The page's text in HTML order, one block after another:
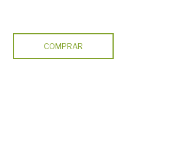
COMPRAR